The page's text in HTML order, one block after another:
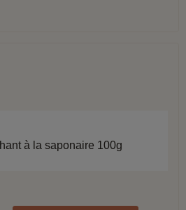
à la saponaire 100g